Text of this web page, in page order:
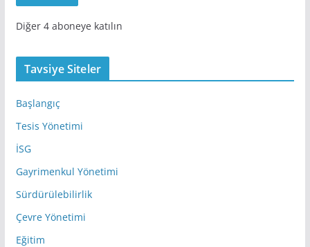
t
a
d
Diğer 4 aboneye katılın
Tavsiye Siteler
Başlangıç
Tesis Yönetimi
İSG
Gayrimenkul Yönetimi
Sürdürülebilirlik
Çevre Yönetimi
Eğitim